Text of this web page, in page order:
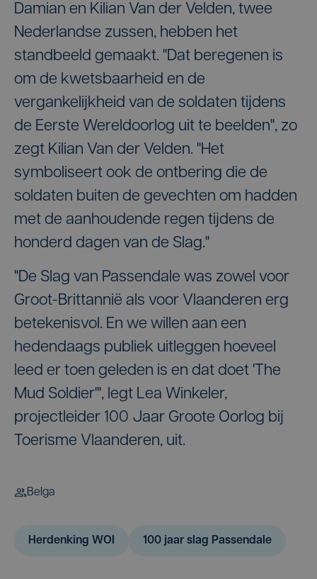
Damian en Kilian Van der Velden, twee
Nederlandse zussen, hebben het
standbeeld gemaakt. "Dat beregenen is
om de kwetsbaarheid en de
vergankelijkheid van de soldaten tijdens
de Eerste Wereldoorlog uit te beelden", zo
zegt Kilian Van der Velden. "Het
symboliseert ook de ontbering die de
soldaten buiten de gevechten om hadden
met de aanhoudende regen tijdens de
honderd dagen van de Slag."
"De Slag van Passendale was zowel voor
Groot-Brittannië als voor Vlaanderen erg
betekenisvol. En we willen aan een
hedendaags publiek uitleggen hoeveel
leed er toen geleden is en dat doet 'The
Mud Soldier'", legt Lea Winkeler,
projectleider 100 Jaar Groote Oorlog bij
Toerisme Vlaanderen, uit.
Belga
Herdenking WOI 100 jaar slag Passendale